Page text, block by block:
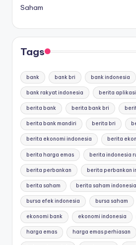
Saham
Tags
bank bank bri bank indonesia
bank rakyat indonesia berita
berita bank berita bank bri
berita bank mandiri berita bri
berita ekonomi indonesia berita
berita harga emas berita indonesia
berita perbankan berita perbankan
berita saham berita saham indonesia
bursa efek indonesia bursa saham
ekonomi bank ekonomi indonesia
harga emas harga emas perhiasan